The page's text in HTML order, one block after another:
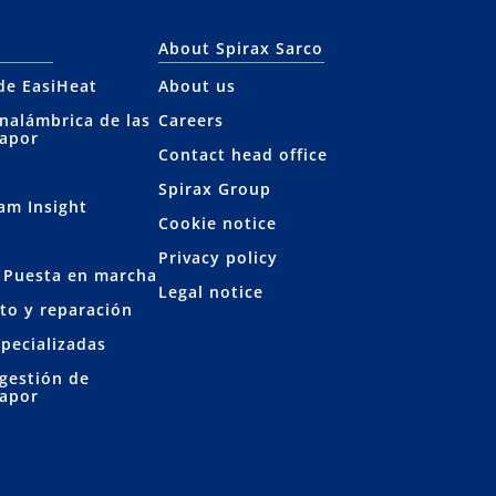
EasiHeat
de las
Insight
en marcha
y reparación
de
About Spirax Sarco
About us
Careers
Contact head office
Spirax Group
Cookie notice
Privacy policy
Legal notice